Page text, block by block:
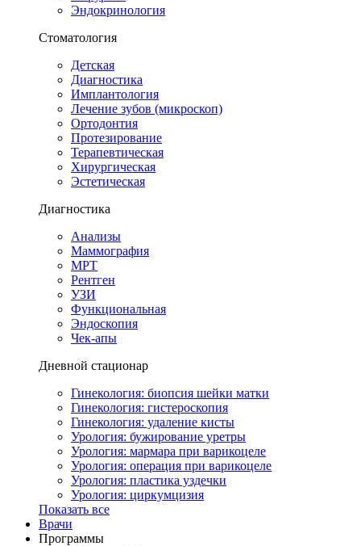
Эндокринология
Стоматология
Детская
Диагностика
Имплантология
Лечение зубов (микроскоп)
Ортодонтия
Протезирование
Терапевтическая
Хирургическая
Эстетическая
Диагностика
Анализы
Маммография
МРТ
Рентген
УЗИ
Функциональная
Эндоскопия
Чек-апы
Дневной стационар
Гинекология: биопсия шейки матки
Гинекология: гистероскопия
Гинекология: удаление кисты
Урология: бужирование уретры
Урология: мармара при варикоцеле
Урология: операция при варикоцеле
Урология: пластика уздечки
Урология: циркумцизия
Показать все
Врачи
Программы